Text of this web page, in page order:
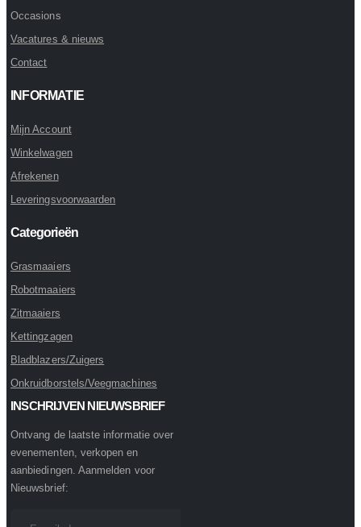
Occasions
Vacatures & nieuws
Contact
INFORMATIE
Mijn Account
Winkelwagen
Afrekenen
Leveringsvoorwaarden
Categorieën
Grasmaaiers
Robotmaaiers
Zitmaaiers
Kettingzagen
Bladblazers/Zuigers
Onkruidborstels/Veegmachines
INSCHRIJVEN NIEUWSBRIEF
Ontvang de laatste informatie over
evenementen, verkopen en
aanbiedingen. Aanmelden voor
Nieuwsbrief: